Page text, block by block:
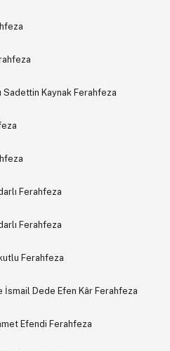
Sadettin Kaynak Ferahfeza
Ferahfeza
Ferahfeza
Ferahfeza
İsmail Dede Efen Kâr Ferahfeza
Efendi Ferahfeza